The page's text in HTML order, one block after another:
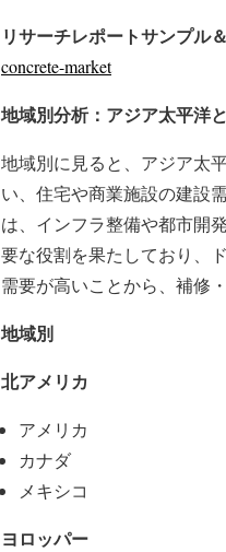
リサーチレポートサンプル
concrete-market
地域別分析：アジア太平洋
地域別に見ると、アジア太
い、住宅や商業施設の建設
は、インフラ整備や都市開
要な役割を果たしており、
需要が高いことから、補修
地域別
北アメリカ
アメリカ
カナダ
メキシコ
ヨロッパー